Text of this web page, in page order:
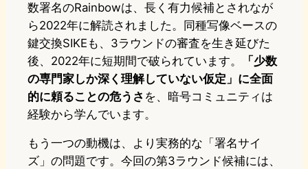
数署名のRainbowは、長く有力候補とされなが
ら2022年に解読されました。同種写像ベースの
鍵交換SIKEも、3ラウンドの審査を生き延びた
後、2022年に短期間で破られています。
「少数
の専門家しか深く理解していない仮定」に全面
的に頼ることの危うさ を、暗号コミュニティは
経験から学んでいます。
もう一つの動機は、より実務的な「署名サイ
ズ」の問題です。今回の第3ラウンド候補には、